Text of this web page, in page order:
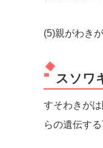
(5)親がわき
スソワ
すそわきが
らの遺伝す